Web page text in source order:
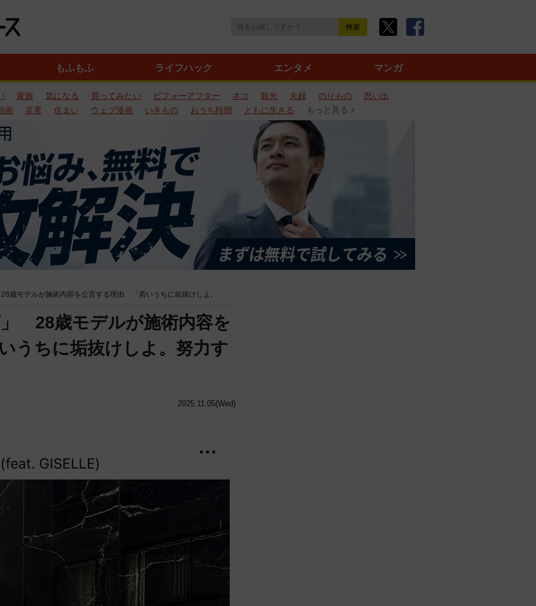
もふもふ ライフハック エンタメ マンガ
家族 気になる 買ってみたい ビフォーアフター ネコ 観光 夫婦 のりもの
思い出
画
災害 住まい ウェブ漫画 いきもの おうち時間 ともに生きる もっと見る
歳モデルが施術内容を公言する理由 「若いうちに垢抜けしよ。
2025.11.05(Wed)
28歳モデルが施術内容を
うちに垢抜けしよ。努力す